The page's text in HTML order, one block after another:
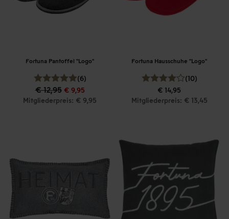
Fortuna Pantoffel "Logo"
(6)
€ 12,95 € 9,95
Mitgliederpreis: € 9,95
Fortuna Hausschuhe "Logo"
(10)
€ 14,95
Mitgliederpreis: € 13,45